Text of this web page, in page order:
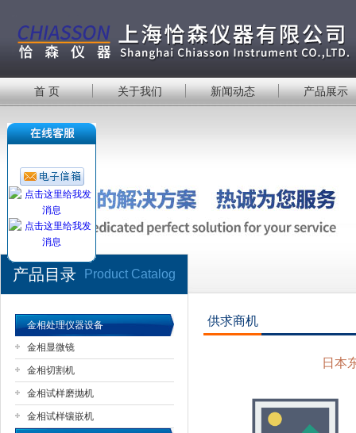
公司名称
首 页 关于我们 新闻动态 产品展示
产品目录 Product Catalog
金相处理仪器设备
金相显微镜
金相切割机
金相试样磨抛机
金相试样镶嵌机
供求商机
日本